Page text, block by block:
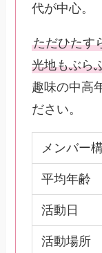
代が中心。
ただひたす
光地もぶら
趣味の中高
ださい。
メンバー
平均年齢
活動日
活動場所